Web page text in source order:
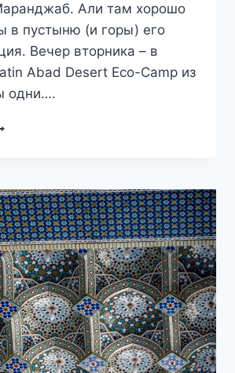
Али там хорошо
в пустыню (и горы) его
Вечер вторника – в
Abad Desert Eco-Camp из
одни….